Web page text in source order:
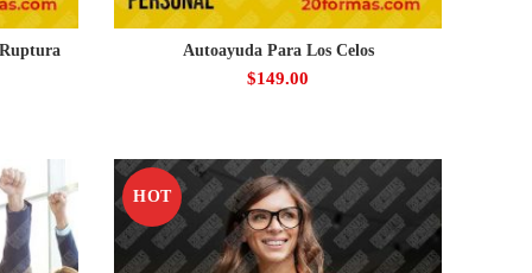
Autoayuda Para Los Celos
$149.00
HOT